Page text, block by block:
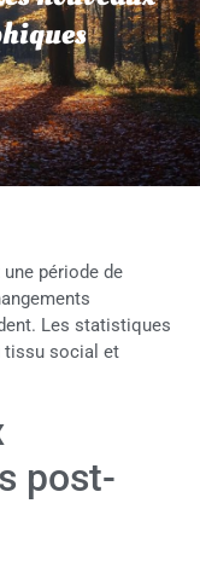
période de
Les statistiques
tissu social et
post-